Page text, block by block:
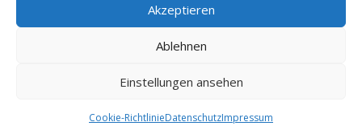
Akzeptieren
Ablehnen
Einstellungen ansehen
Cookie-RichtlinieDatenschutzImpressum
Impressum